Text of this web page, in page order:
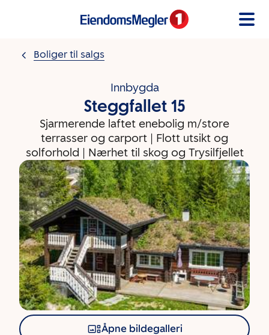
Boliger til salgs
Innbygda
Steggfallet 15
Sjarmerende laftet enebolig m/store
terrasser og carport | Flott utsikt og
solforhold | Nærhet til skog og Trysilfjellet
Åpne bildegalleri